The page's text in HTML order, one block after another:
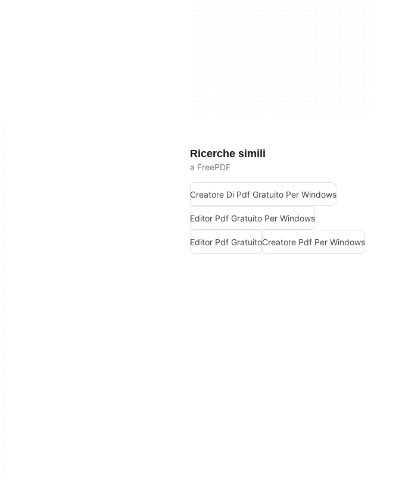
Ricerche simili
a FreePDF
Creatore Di Pdf Gratuito Per Windows
Editor Pdf Gratuito Per Windows
Editor Pdf GratuitoCreatore Pdf Per Windows